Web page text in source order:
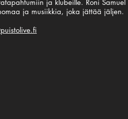
ja klubeille. Roni Samuel
ja musiikkia, joka jättää jäljen.